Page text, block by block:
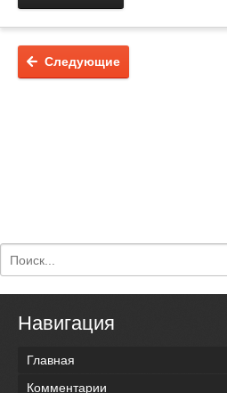
Следующие
Навигация
Главная
Комментарии